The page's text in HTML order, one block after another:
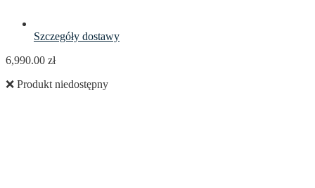
Szczegóły dostawy
6,990.00 zł
❌ Produkt niedostępny